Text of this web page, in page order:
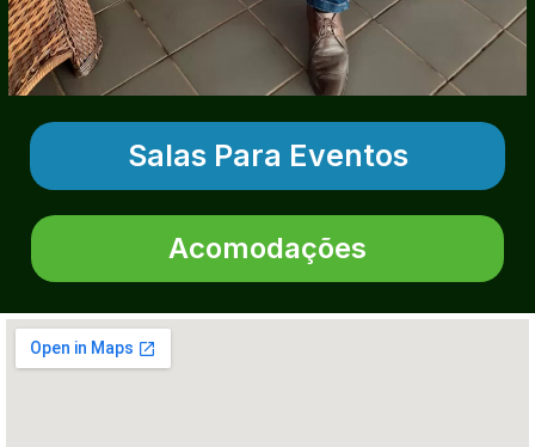
Salas Para Eventos
Acomodações